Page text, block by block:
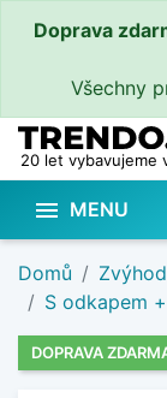
Doprava
Všechny
20 let vybavujeme
 MENU
Domů
S odkapem
DOPRAVA